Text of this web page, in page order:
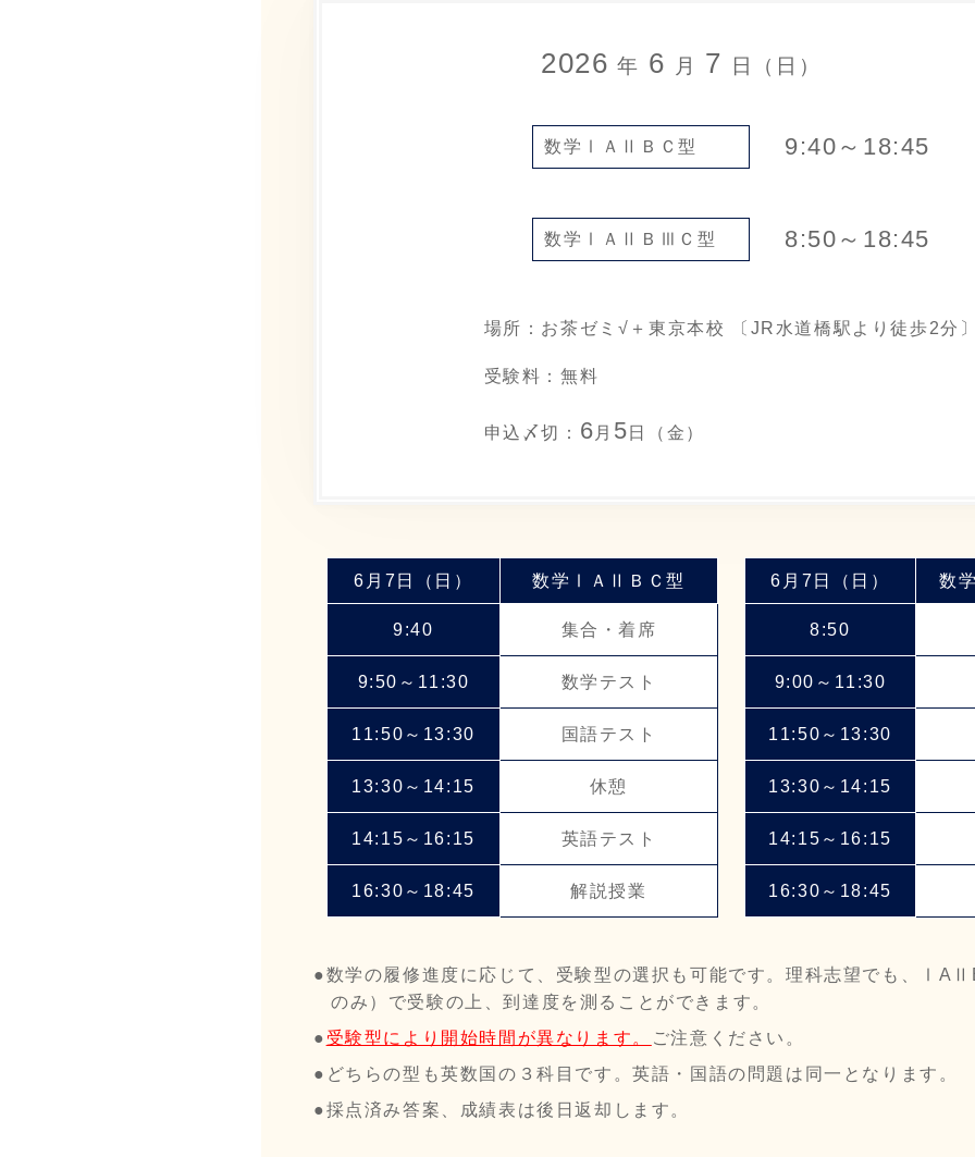
2026 年 6 月 7 日（日）
数学ⅠＡⅡＢＣ型 9:40～18:45
数学ⅠＡⅡＢⅢＣ型 8:50～18:45
場所：お茶ゼミ√＋東京本校 〔JR水道橋駅より徒歩2分
受験料：無料
申込〆切： 6 月 5 日（金）
6月7日（日） 数学ⅠＡⅡＢＣ型
9:40 集合・着席
9:50～11:30 数学テスト
11:50～13:30 国語テスト
13:30～14:15 休憩
14:15～16:15 英語テスト
16:30～18:45 解説授業
6月7日（日） 数
8:50
9:00～11:30
11:50～13:30
13:30～14:15
14:15～16:15
16:30～18:45
数学の履修進度に応じて、受験型の選択も可能です。理科志望でも、
のみ）で受験の上、到達度を測ることができます。
受験型により開始時間が異なります。
ご注意ください。
どちらの型も英数国の３科目です。英語・国語の問題は同一となります。
採点済み答案、成績表は後日返却します。